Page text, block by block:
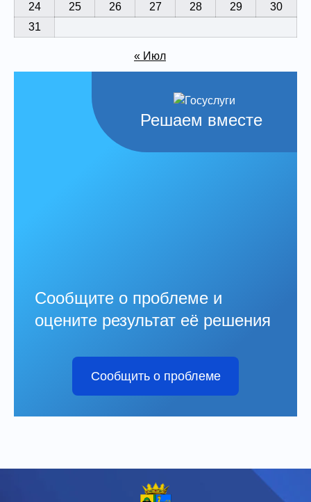
24
25 26 27 28 29
30
31
« Июл
Решаем вместе
Сообщите о проблеме и
оцените результат её решения
Сообщить о проблеме